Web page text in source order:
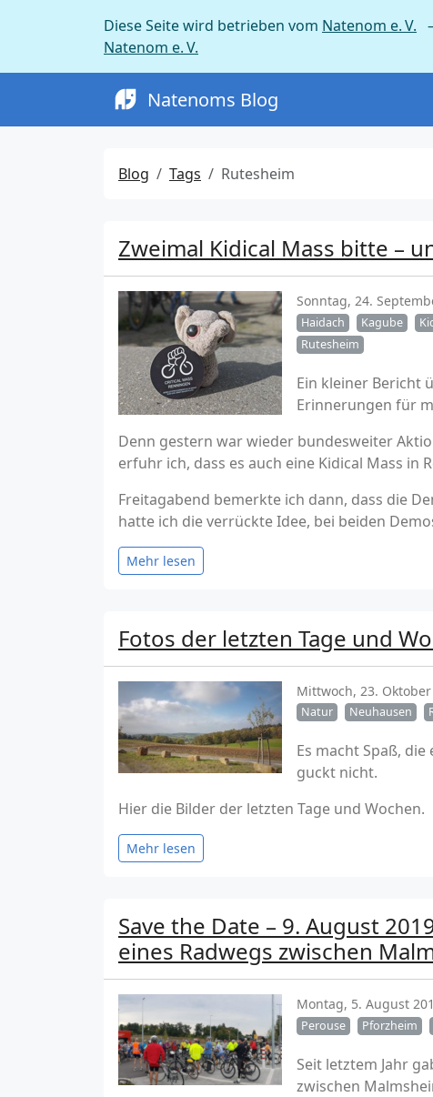
Diese Seite wird betrieben vom Natenom e. V.
Natenom e. V.
Natenoms Blog
Blog Tags Rutesheim
Zweimal Kidical Mass bitte –
Sonntag, 24.
Haidach
Kagube
Rutesheim
Ein kleiner Bericht
Erinnerungen für
Denn gestern war wieder bundesweiter
erfuhr ich, dass es auch eine Kidical Mass
Freitagabend bemerkte ich dann, dass die
hatte ich die verrückte Idee, bei beiden
Mehr lesen
Fotos der letzten Tage und
Mittwoch, 23.
Natur
Neuhausen
Es macht Spaß,
guckt nicht.
Hier die Bilder der letzten Tage und Wochen.
Mehr lesen
Save the Date – 9. August
eines Radwegs zwischen
Montag, 5. August
Perouse
Pforzheim
Seit letztem Jahr
zwischen